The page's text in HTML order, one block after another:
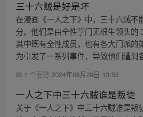
三十六贼是好是坏
在漫画《一人之下》中，三十六贼不
分。他们是由全性掌门无根生领头的
其中既有全性成员，也有各大门派的
为引发了一系列事件，导致他们遭到
1 个回答 2024年08月29日 13:53
一人之下中三十六贼谁是叛徒
关于《一人之下》中三十六贼谁是叛